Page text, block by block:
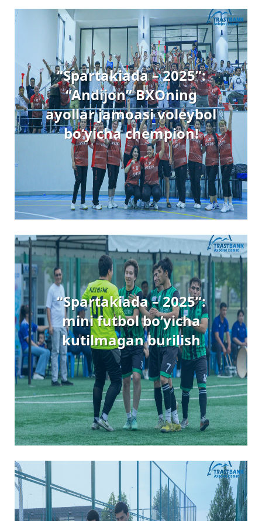
“Spartakiada – 2025”:
“Andijon” BXOning
ayollar jamoasi voleybol
bo‘yicha chempion!
“Spartakiada – 2025”:
mini futbol bo‘yicha
kutilmagan burilish